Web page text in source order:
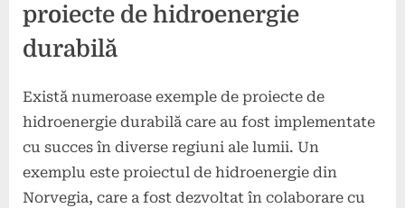
proiecte de hidroenergie
durabilă
Există numeroase exemple de proiecte de
hidroenergie durabilă care au fost implementate
cu succes în diverse regiuni ale lumii. Un
exemplu este proiectul de hidroenergie din
Norvegia, care a fost dezvoltat în colaborare cu